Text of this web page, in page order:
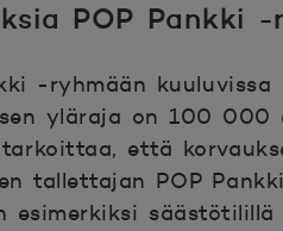
POP Pankki -
-ryhmään
yläraja on 100 000
että
tallettajan POP
esimerkiksi